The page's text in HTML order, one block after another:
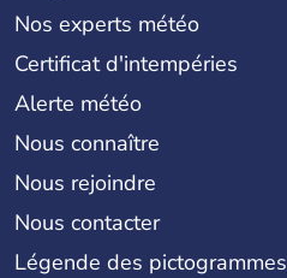
Nos experts météo
Certificat d'intempéries
Alerte météo
Nous connaître
Nous rejoindre
Nous contacter
Légende des pictogrammes